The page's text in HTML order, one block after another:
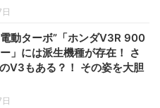
電動ターボ”「ホンダV3R 900
」には派生機種が存在！ さ
V3もある？！ その姿を大胆